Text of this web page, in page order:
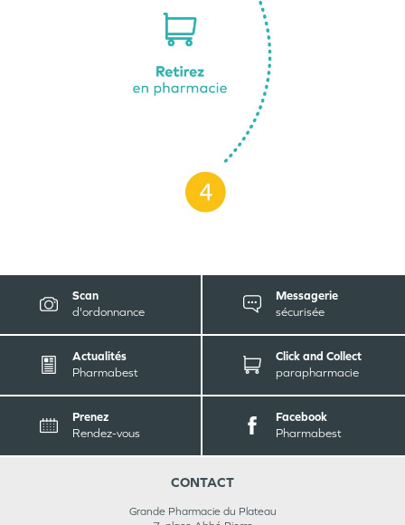
Scan
d'ordonnance
Messagerie
sécurisée
Actualités
Pharmabest
Click and Collect
parapharmacie
Prenez
Rendez-vous
Facebook
Pharmabest
CONTACT
Grande Pharmacie du Plateau